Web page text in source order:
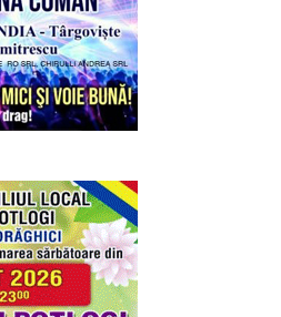
RECLAMA